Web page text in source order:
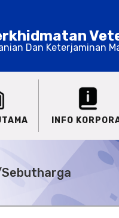
Dan Keterjaminan
INFO